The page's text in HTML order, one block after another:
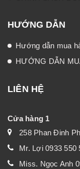
HƯỚNG DẪN
Hướng dẫn mua
HƯỚNG DẪN
LIÊN HỆ
Cửa hàng 1
258 Phan Đinh
Mr. Lợi 0933 550
Miss. Ngọc Anh